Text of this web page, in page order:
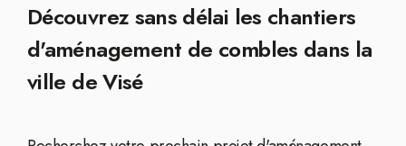
Découvrez sans délai les chantiers
d'aménagement de combles dans la
ville de Visé